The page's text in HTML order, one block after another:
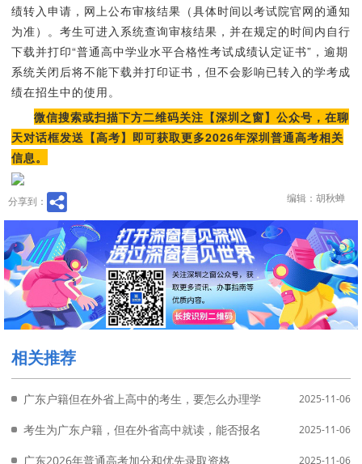
绩转入申请，网上公布审核结果（具体时间以考试院官网的通知
为准）。考生可进入系统查询审核结果，并在规定的时间内自行
下载并打印“普通高中学业水平合格性考试成绩认定证书”，逾期
系统关闭后将不能下载并打印证书，但不会影响已转入的学考成
绩在招生中的使用。
微信搜索或扫描下方二维码关注【深圳之窗】公众号，在聊
天对话框发送【高考】即可获取更多2026年深圳普通高考相关
信息。
分享到： 编辑：胡秋蝉
相关推荐
广东户籍但在外省上高中的考生，要怎么办理学业水平合格考的成
2025-11-06
考生为广东户籍，但在外省高中就读，能否报名参加广东2026年高
2025-11-06
广东2026年普通高考加分和优先录取资格 2025-11-06